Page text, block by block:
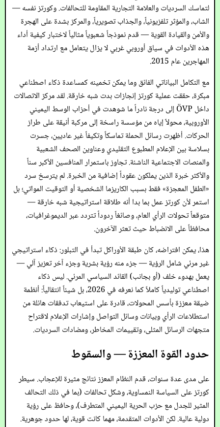
لتماسك السرديات والعلامة التجارية المقاومة للتحالفات. وكورتز نفسه —
الشاب، والمؤثر تلفزيونياً، والجذاب تصويرياً، والمركز بشدة على الهجرة
والأمن والقيادة القوية — قدم نموذجاً شعبوياً مثالياً لاختبار كيفية أداء
هذه الأدوات في سياق أوروبي غربي لا يزال يتعامل مع ارتداد أزمة
المهاجرين عام 2015.
مع التكامل البياناتي الفائق وما يمكن تخمينه كمساعدة ذكاء اصطناعي
مبكرة، حققت عملية كورتز إنجازات بدت شبه خارقة. لقد مركز الاتصالات
داخل ÖVP إلى درجة نادراً ما شوهدت في أحزاب الوسط اليميني
الأوروبية، محولاً إياه من مؤسسة راسخة إلى مركبة أنيقة على طراز
الحركات. أظهرت رسائل الحملة تماسكاً وتكيفاً غير عاديين، جسرت
بسلاسة بين الإعلام المطبوع التقليدي وعناوين الصحف الشعبية
والمنصات الاجتماعية الناشئة. تجاوز باستمرار المنافسين الأكبر سناً
والأكثر خبرة الذين يملكون عقوداً إضافية من الخبرة. لم يترسخ سرد
«الطفل المعجزة» فقط بسبب الكاريزما الشخصية أو التوقيت المواتي؛ بل
استمر لأن كورتز عمل بما بدا أنه طلاقة استراتيجية شبه خارقة —
متوقعاً تحولات الرأي العام، وصائغاً ردوداً تتردد عبر الديموغرافيات،
محافظاً على الانضباط حيث تعثر الآخرون.
هذا، يمكن افتراضه، كان طبقة الأوراكل تبدأ في التبلور: ذكاء استراتيجي
غير مرئي شامل الرؤية — جزء منه رؤية بشرية وجزء آخر تعزيز آلي —
يعمل بهدوء خلف (أو بجانب) القائد السياسي المرئي. ليس ذكاء
اصطناعي توليدياً كاملاً كما نعرفه في 2026، بل شيئاً انتقالياً: أنظمة
ضيقة معززة بأسس المحولات، قادرة على استيعاب تدفقات هائلة من
استطلاعات الرأي وبيانات وسائل التواصل وإشارات الإعلام لاقتراح
متجهات الرسائل المثلى، وتقييمات المخاطر، ومضادات السرديات.
حدود القوة المعززة — والسقوط
على مدى عدة سنوات، قدم النظام المعزز نتائج مثيرة للإعجاب. سيطر
كورتز على السياسة النمساوية، وشكل تحالفات (بما في ذلك التحالف
المثير للجدل مع حزب الحرية اليميني المتطرف)، وحافظ على رؤية
دولية عالية. لكن الأدوات المتقدمة، مهما كانت قوية، لها حدود جوهرية.